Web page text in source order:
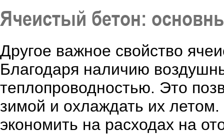
Ячеистый бетон:
Другое важное свойство
Благодаря наличию
теплопроводностью. Это
зимой и охлаждать их
экономить на расходах на